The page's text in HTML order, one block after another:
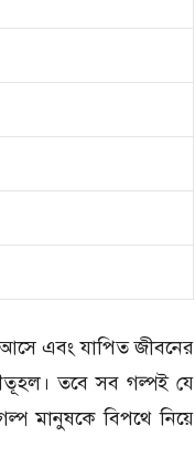
এবং যাপিত জীবনের
তবে সব গল্পই যে
মানুষকে বিপথে নিয়ে